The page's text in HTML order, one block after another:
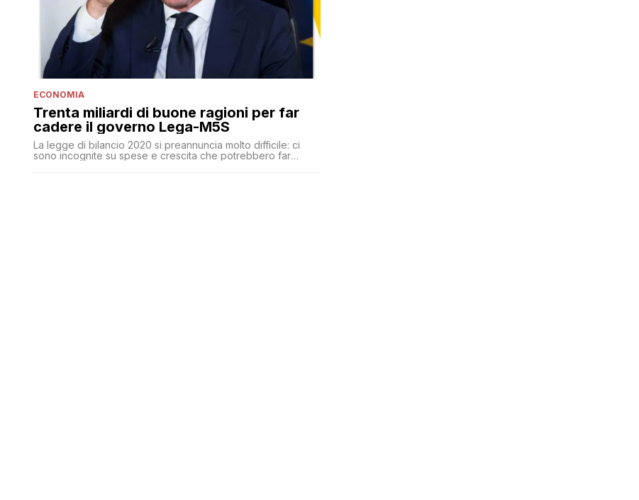
ECONOMIA
Trenta miliardi di buone ragioni per far
cadere il governo Lega-M5S
La legge di bilancio 2020 si preannuncia molto difficile: ci
sono incognite su spese e crescita che potrebbero far